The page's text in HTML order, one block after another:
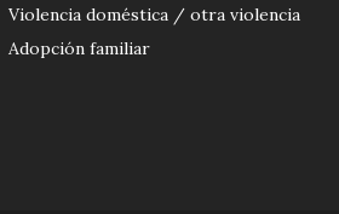
Violencia doméstica / otra violencia
Adopción familiar